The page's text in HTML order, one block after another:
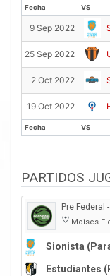
Fecha VS
VS
Fecha VS
9 Sep 2022
25 Sep 2022
2 Oct 2022
19 Oct 2022
Fecha VS
PARTIDOS
Pre Federal
Moises
Sionista
Estudiantes